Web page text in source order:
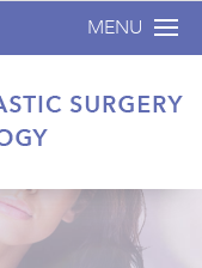
MENU
Inicio
No Quirúrgicos